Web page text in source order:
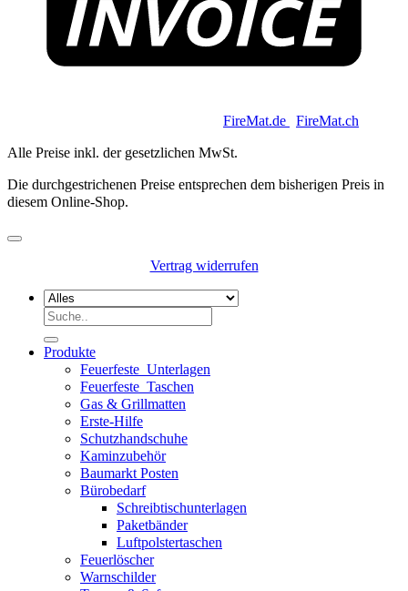
FireMat.de FireMat.ch
Alle Preise inkl. der gesetzlichen MwSt.
Die durchgestrichenen Preise entsprechen dem bisherigen Preis in
diesem Online-Shop.
Vertrag widerrufen
Suchen
Produkte
Feuerfeste_Unterlagen
Feuerfeste_Taschen
Gas & Grillmatten
Erste-Hilfe
Schutzhandschuhe
Kaminzubehör
Baumarkt Posten
Bürobedarf
Schreibtischunterlagen
Paketbänder
Luftpolstertaschen
Feuerlöscher
Warnschilder